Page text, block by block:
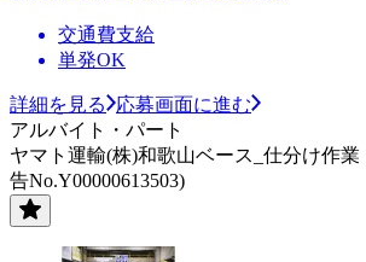
交通費支給
単発OK
詳細を見る
応募画面に進む
アルバイト・パート
ヤマト運輸(株)和歌山ベース_仕分け作
告No.Y00000613503)